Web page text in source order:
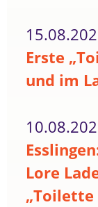
Erste
und im
Lore